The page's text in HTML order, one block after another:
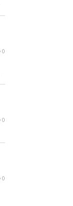
0
0
0